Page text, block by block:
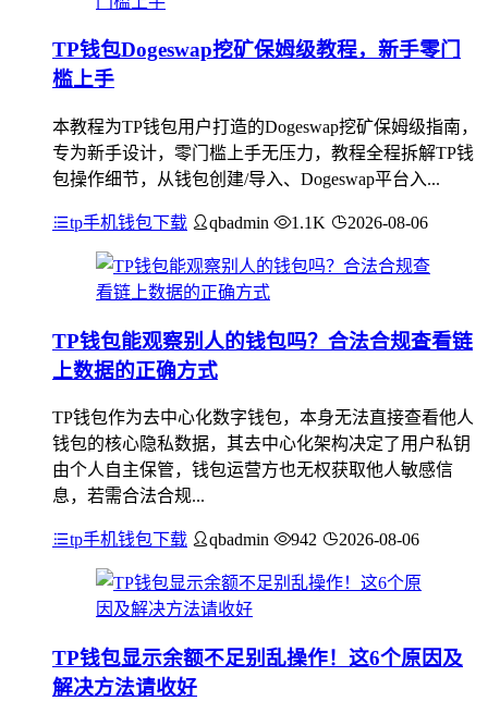
TP钱包Dogeswap挖矿保姆级教程，新手零门
槛上手
本教程为TP钱包用户打造的Dogeswap挖矿保姆级指南，
专为新手设计，零门槛上手无压力，教程全程拆解TP钱
包操作细节，从钱包创建/导入、Dogeswap平台入...
tp手机钱包下载 qbadmin 1.1K 2026-08-06
TP钱包能观察别人的钱包吗？合法合规查看链
上数据的正确方式
TP钱包作为去中心化数字钱包，本身无法直接查看他人
钱包的核心隐私数据，其去中心化架构决定了用户私钥
由个人自主保管，钱包运营方也无权获取他人敏感信
息，若需合法合规...
tp手机钱包下载 qbadmin 942 2026-08-06
TP钱包显示余额不足别乱操作！这6个原因及
解决方法请收好